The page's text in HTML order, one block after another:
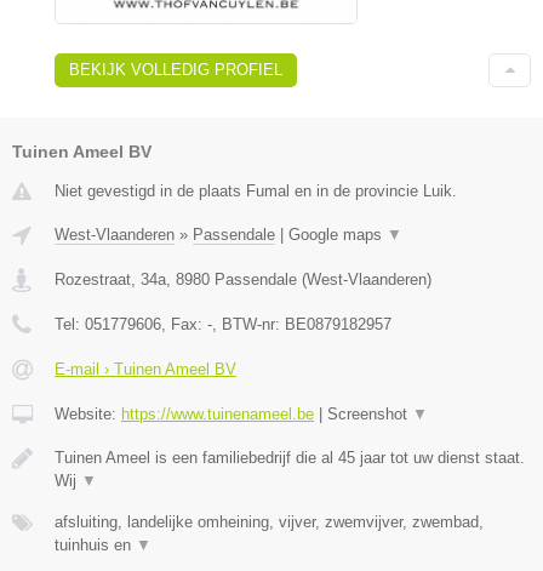
BEKIJK VOLLEDIG PROFIEL
Tuinen Ameel BV
Niet gevestigd in de plaats Fumal en in de provincie Luik.
West-Vlaanderen » Passendale Google maps ▼
Rozestraat, 34a, 8980 Passendale (West-Vlaanderen)
Tel: 051779606, Fax: -, BTW-nr: BE0879182957
E-mail › Tuinen Ameel BV
Website: https://www.tuinenameel.be Screenshot ▼
Tuinen Ameel is een familiebedrijf die al 45 jaar tot uw dienst staat.
Wij ▼
afsluiting, landelijke omheining, vijver, zwemvijver, zwembad,
tuinhuis en ▼